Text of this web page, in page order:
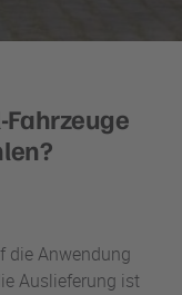
die Anwendung
Auslieferung ist